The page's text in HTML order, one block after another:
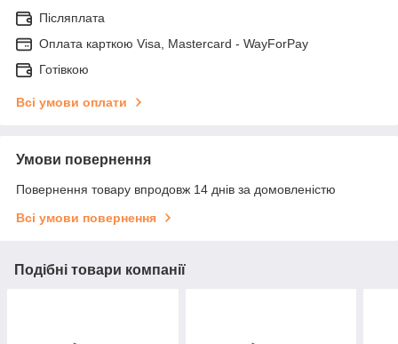
Післяплата
Оплата карткою Visa, Mastercard - WayForPay
Готівкою
Всі умови оплати
Умови повернення
Повернення товару впродовж 14 днів за домовленістю
Всі умови повернення
Подібні товари компанії